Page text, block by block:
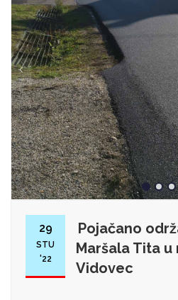
29
STU
'22
Pojačano
Maršala Tita u
Vidovec